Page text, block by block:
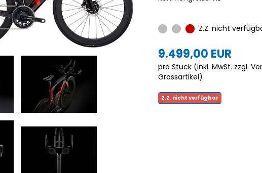
Z.Z. nicht
9.499,00 EUR
pro Stück (inkl. MwSt. zzgl.
Grossartikel)
Z.Z. nicht verfügbar